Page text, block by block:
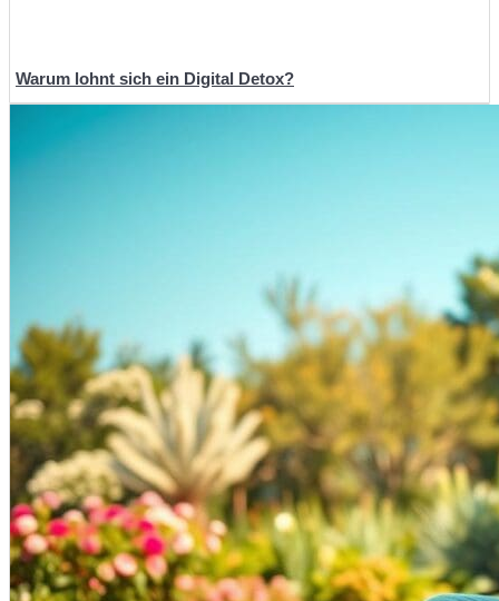
Warum lohnt sich ein Digital Detox?